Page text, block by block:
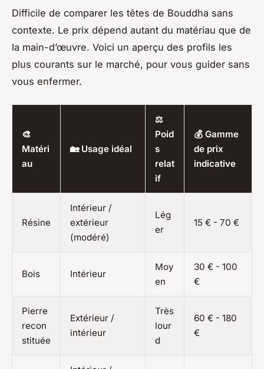
Difficile de comparer les têtes de Bouddha sans
contexte. Le prix dépend autant du matériau que de
la main-d’œuvre. Voici un aperçu des profils les
plus courants sur le marché, pour vous guider sans
vous enfermer.
🎨
Matéri
au
🏡 Usage idéal
⚖️
Poid
s
relat
if
💰 Gamme
de prix
indicative
Résine
Intérieur /
extérieur
(modéré)
Lég
er
15 € - 70 €
Bois Intérieur
Moy
en
30 € - 100
€
Pierre
recon
stituée
Extérieur /
intérieur
Très
lour
d
60 € - 180
€